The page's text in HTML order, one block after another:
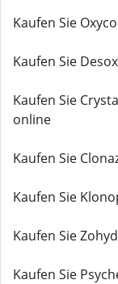
Kaufen Sie
Kaufen Sie
Kaufen Sie
online
Kaufen Sie
Kaufen Sie
Kaufen Sie
Kaufen Sie